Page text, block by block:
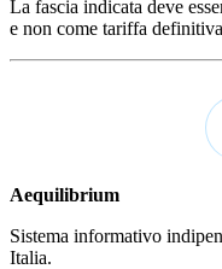
La fascia indicata deve
e non come tariffa
Aequilibrium
Sistema informativo
Italia.